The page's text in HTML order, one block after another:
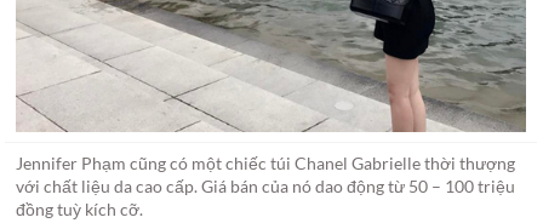
Jennifer Phạm cũng có một chiếc túi Chanel Gabrielle thời thượng
với chất liệu da cao cấp. Giá bán của nó dao động từ 50 – 100 triệu
đồng tuỳ kích cỡ.